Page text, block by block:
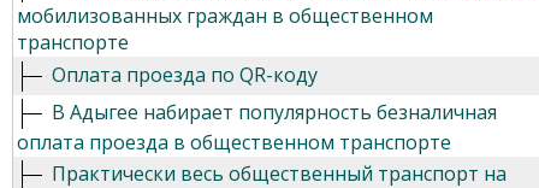
мобилизованных граждан в общественном
транспорте
Оплата проезда по QR-коду
В Адыгее набирает популярность безналичная
оплата проезда в общественном транспорте
Практически весь общественный транспорт на